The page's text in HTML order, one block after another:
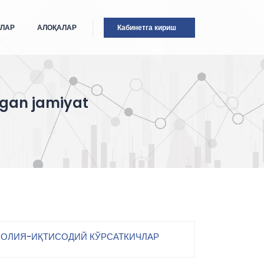
Кабинетга кириш
АЛОҚАЛАР
jamiyat
ИҚТИСОДИЙ КЎРСАТКИЧЛАР